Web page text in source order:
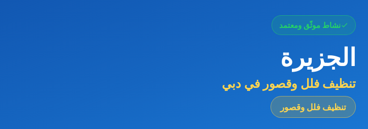
نشاط موثّق ومعتمد
الجزيرة
تنظيف فلل وقصور في دبي
تنظيف فلل وقصور